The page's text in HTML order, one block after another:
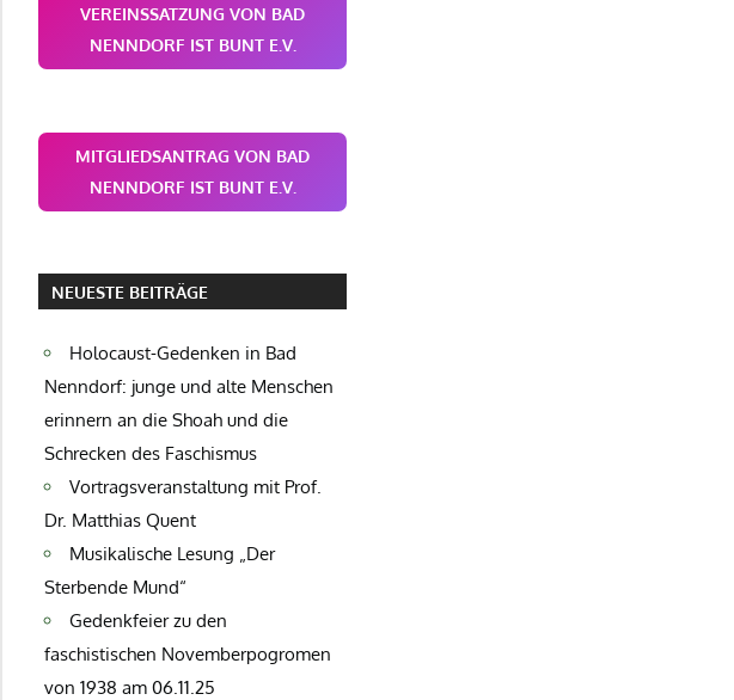
VEREINSSATZUNG VON BAD
NENNDORF IST BUNT E.V.
MITGLIEDSANTRAG VON BAD
NENNDORF IST BUNT E.V.
NEUESTE BEITRÄGE
Holocaust-Gedenken in Bad
Nenndorf: junge und alte Menschen
erinnern an die Shoah und die
Schrecken des Faschismus
Vortragsveranstaltung mit Prof.
Dr. Matthias Quent
Musikalische Lesung „Der
Sterbende Mund“
Gedenkfeier zu den
faschistischen Novemberpogromen
von 1938 am 06.11.25